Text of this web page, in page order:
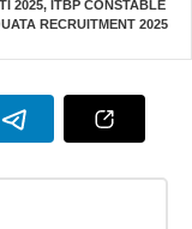
2025, ITBP CONSTABLE
RECRUITMENT 2025